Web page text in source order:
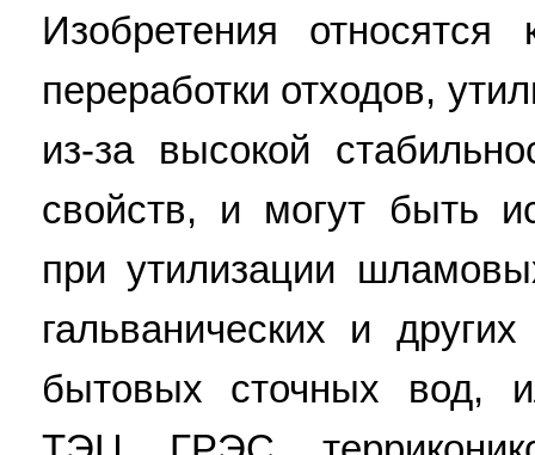
Изобретения
переработки отходов,
из-за высокой
свойств, и могут быть
при утилизации
гальванических и
бытовых сточных вод,